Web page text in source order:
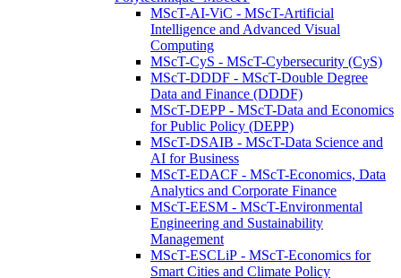
MScT-AI-ViC - MScT-Artificial
Intelligence and Advanced Visual
Computing
MScT-CyS - MScT-Cybersecurity (CyS)
MScT-DDDF - MScT-Double Degree
Data and Finance (DDDF)
MScT-DEPP - MScT-Data and Economics
for Public Policy (DEPP)
MScT-DSAIB - MScT-Data Science and
AI for Business
MScT-EDACF - MScT-Economics, Data
Analytics and Corporate Finance
MScT-EESM - MScT-Environmental
Engineering and Sustainability
Management
MScT-ESCLiP - MScT-Economics for
Smart Cities and Climate Policy